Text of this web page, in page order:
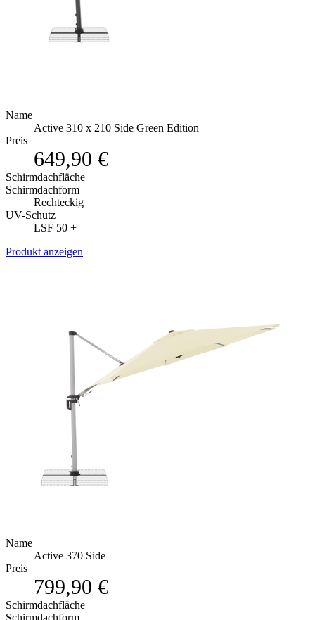
Name
Active 310 x 210 Side Green Edition
Preis
649,90 €
Schirmdachfläche
Schirmdachform
Rechteckig
UV-Schutz
LSF 50 +
Produkt anzeigen
Name
Active 370 Side
Preis
799,90 €
Schirmdachfläche
Schirmdachform